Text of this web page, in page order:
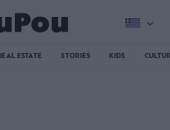
ESTATE STORIES KIDS